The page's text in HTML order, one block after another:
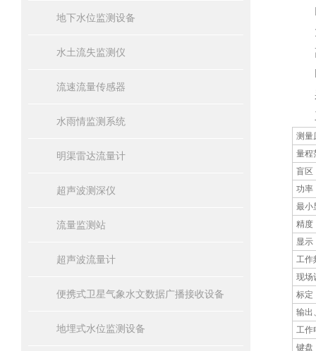
地下水位监测设备
水土流失监测仪
流速流量传感器
水雨情监测系统
明渠雷达流量计
超声波测深仪
流量监测站
超声波流量计
便携式卫星气象水文数据广播接收设备
地埋式水位监测设备
内
大
高
采
三
测量
量程
盲区
功率
最小
精度
显示
工作
现场
标定
输出
工作
键盘